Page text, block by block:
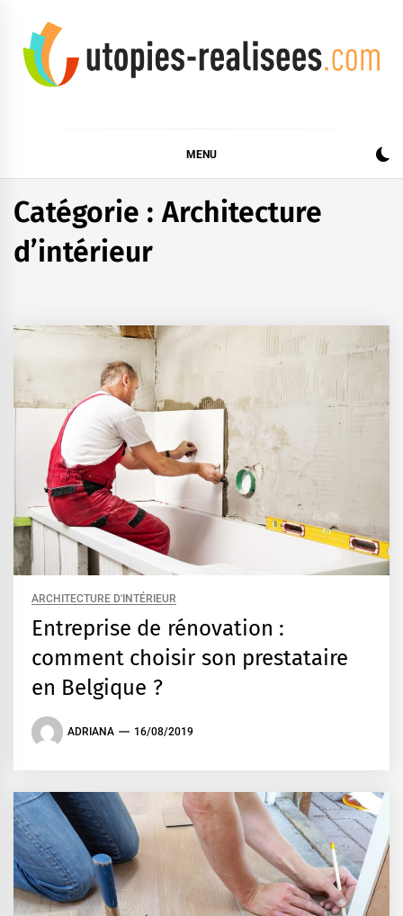
content
MENU
Catégorie :Architecture
d’intérieur
ARCHITECTURE D'INTÉRIEUR
Entreprise de rénovation :
comment choisir son prestataire
en Belgique ?
ADRIANA 16/08/2019